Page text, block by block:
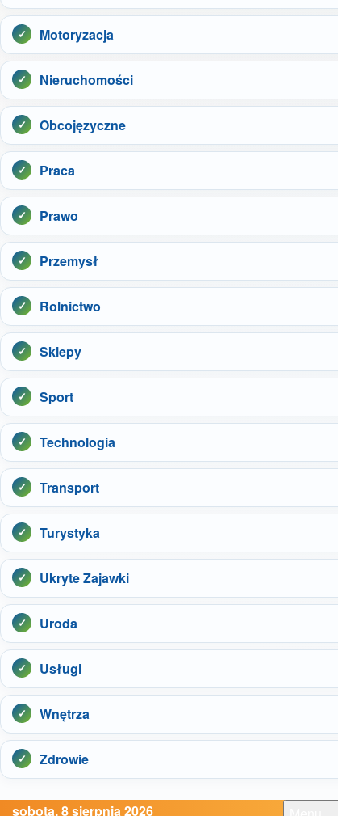
Motoryzacja
Nieruchomości
Obcojęzyczne
Praca
Prawo
Przemysł
Rolnictwo
Sklepy
Sport
Technologia
Transport
Turystyka
Ukryte Zajawki
Uroda
Usługi
Wnętrza
Zdrowie
sobota, 8 sierpnia 2026